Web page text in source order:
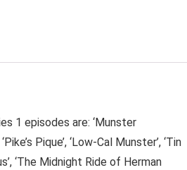
1 episodes are: ‘Munster
Pique’, ‘Low-Cal Munster’, ‘Tin
‘The Midnight Ride of Herman